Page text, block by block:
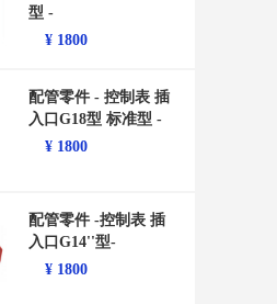
型 -
¥ 1800
配管零件 - 控制表 插
入口G18型 标准型 -
¥ 1800
配管零件 -控制表 插
入口G14''型-
¥ 1800